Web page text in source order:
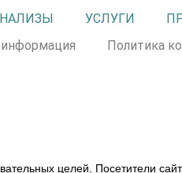
УСЛУГИ
Политика
целей. Посетители